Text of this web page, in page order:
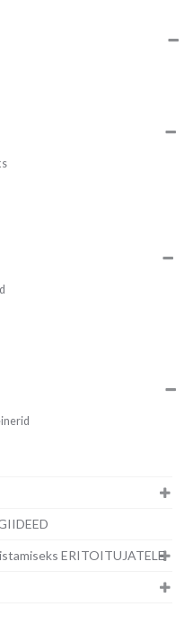
ERITOITUJATELE